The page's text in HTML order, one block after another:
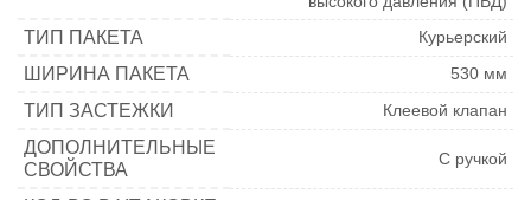
ТИП ПАКЕТА Курьерский
ШИРИНА ПАКЕТА 530 мм
ТИП ЗАСТЕЖКИ Клеевой клапан
ДОПОЛНИТЕЛЬНЫЕ
СВОЙСТВА
С ручкой